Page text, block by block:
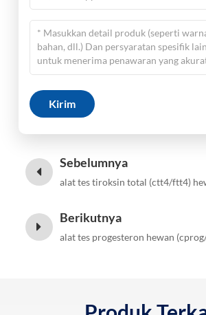
Kirim
Sebelumnya
alat tes tiroksin total (ctt4/ftt4)
Berikutnya
alat tes progesteron hewan